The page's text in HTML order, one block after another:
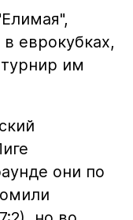
еврокубках,
им
они по